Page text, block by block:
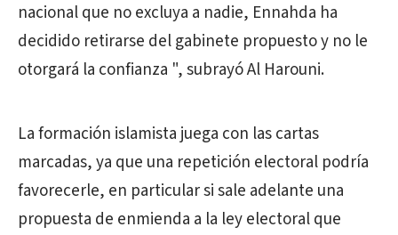
nacional que no excluya a nadie, Ennahda ha
decidido retirarse del gabinete propuesto y no le
otorgará la confianza ", subrayó Al Harouni.
La formación islamista juega con las cartas
marcadas, ya que una repetición electoral podría
favorecerle, en particular si sale adelante una
propuesta de enmienda a la ley electoral que